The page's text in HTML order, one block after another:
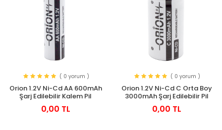
( 0 yorum )
Orion 1.2V Ni-Cd AA 600mAh
Şarj Edilebilir Kalem Pil
0,00 TL
( 0 yorum )
Orion 1.2V Ni-Cd C Orta Boy
3000mAh Şarj Edilebilir Pil
0,00 TL